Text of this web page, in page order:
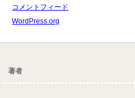
コメントフィード
WordPress.org
著者